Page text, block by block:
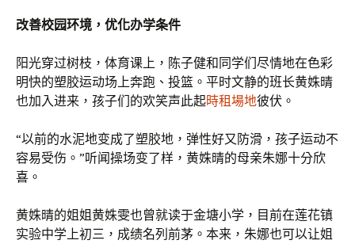
改善校园环境，优化办学条件
阳光穿过树枝，体育课上，陈子健和同学们尽情地在色彩
明快的塑胶运动场上奔跑、投篮。平时文静的班长黄姝晴
也加入进来，孩子们的欢笑声此起時租場地彼伏。
“以前的水泥地变成了塑胶地，弹性好又防滑，孩子运动不
容易受伤。”听闻操场变了样，黄姝晴的母亲朱娜十分欣
喜。
黄姝晴的姐姐黄姝雯也曾就读于金塘小学，目前在莲花镇
实验中学上初三，成绩名列前茅。本来，朱娜也可以让姐